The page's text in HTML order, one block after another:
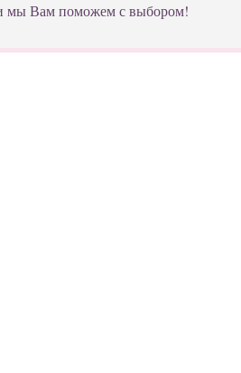
мы Вам поможем с выбором!